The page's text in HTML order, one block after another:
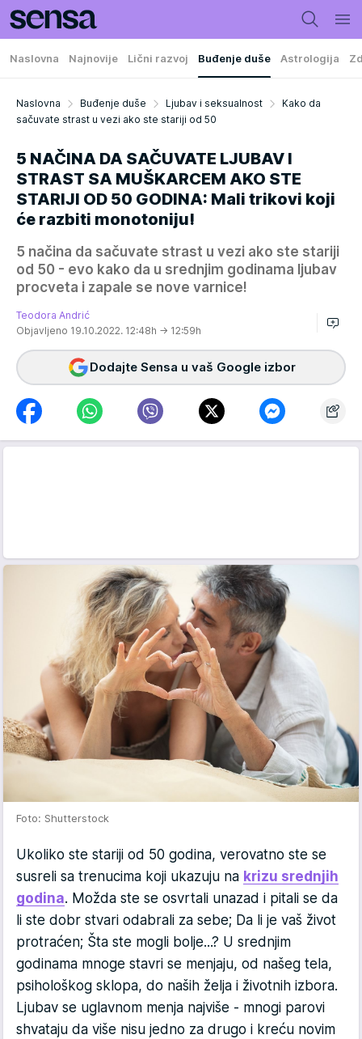
Naslovna Najnovije Lični razvoj Buđenje duše Astrologija
Naslovna Buđenje duše Ljubav i seksualnost
Kako da
sačuvate strast u vezi ako ste stariji od 50
5 NAČINA DA SAČUVATE LJUBAV I
STRAST SA MUŠKARCEM AKO STE
STARIJI OD 50 GODINA: Mali trikovi koji
će razbiti monotoniju!
5 načina da sačuvate strast u vezi ako ste stariji
od 50 - evo kako da u srednjim godinama ljubav
procveta i zapale se nove varnice!
Teodora Andrić
Objavljeno 19.10.2022. 12:48h → 12:59h
Dodajte Sensa u vaš Google izbor
Foto: Shutterstock
Ukoliko ste stariji od 50 godina, verovatno ste se
susreli sa trenucima koji ukazuju na krizu srednjih
godina. Možda ste se osvrtali unazad i pitali se da
li ste dobr stvari odabrali za sebe; Da li je vaš život
protraćen; Šta ste mogli bolje...? U srednjim
godinama mnoge stavri se menjaju, od našeg tela,
psihološkog sklopa, do naših želja i životnih izbora.
Ljubav se uglavnom menja najviše - mnogi parovi
shvataju da više nisu jedno za drugo i kreću novim